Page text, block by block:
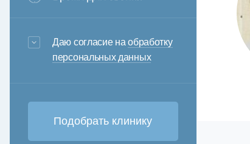
3+6=
Даю согласие наобработку
персональных данных